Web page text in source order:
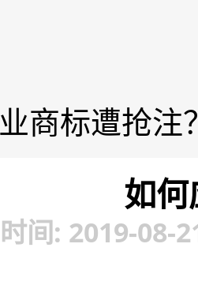
商标遭抢注
如
间: 2019-08-